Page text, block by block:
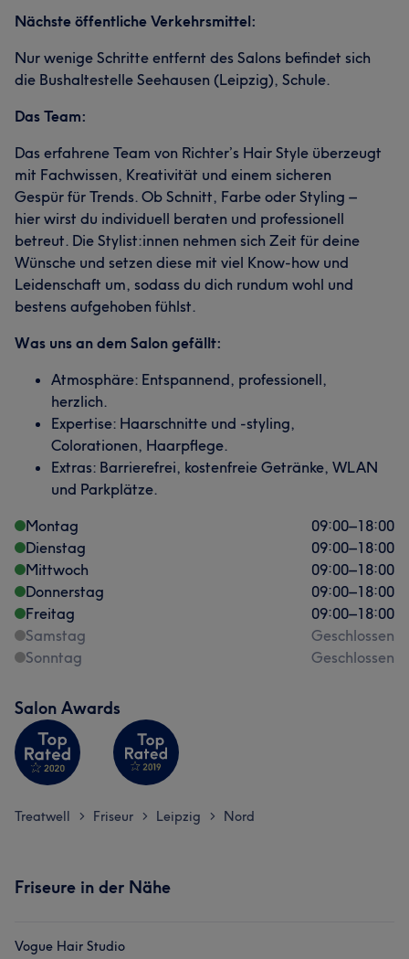
Nächste öffentliche Verkehrsmittel:
Nur wenige Schritte entfernt des Salons befindet sich
die Bushaltestelle Seehausen (Leipzig), Schule.
Das Team:
Das erfahrene Team von Richter’s Hair Style überzeugt
mit Fachwissen, Kreativität und einem sicheren
Gespür für Trends. Ob Schnitt, Farbe oder Styling –
hier wirst du individuell beraten und professionell
betreut. Die Stylist:innen nehmen sich Zeit für deine
Wünsche und setzen diese mit viel Know-how und
Leidenschaft um, sodass du dich rundum wohl und
bestens aufgehoben fühlst.
Was uns an dem Salon gefällt:
Atmosphäre: Entspannend, professionell,
herzlich.
Expertise: Haarschnitte und -styling,
Colorationen, Haarpflege.
Extras: Barrierefrei, kostenfreie Getränke, WLAN
und Parkplätze.
Montag
09:00–18:00
Dienstag
09:00–18:00
Mittwoch
09:00–18:00
Donnerstag
09:00–18:00
Freitag
09:00–18:00
Samstag
Geschlossen
Sonntag
Geschlossen
Salon Awards
Treatwell > Friseur > Leipzig > Nord
Friseure in der Nähe
Vogue Hair Studio